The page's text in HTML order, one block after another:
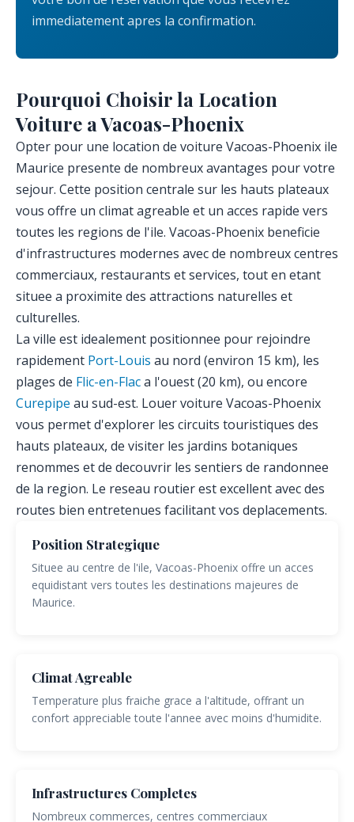
immediatement apres la confirmation.
Pourquoi Choisir la Location
Voiture a Vacoas-Phoenix
Opter pour une location de voiture Vacoas-Phoenix ile
Maurice presente de nombreux avantages pour votre
sejour. Cette position centrale sur les hauts plateaux
vous offre un climat agreable et un acces rapide vers
toutes les regions de l'ile. Vacoas-Phoenix beneficie
d'infrastructures modernes avec de nombreux centres
commerciaux, restaurants et services, tout en etant
situee a proximite des attractions naturelles et
culturelles.
La ville est idealement positionnee pour rejoindre
rapidement Port-Louis au nord (environ 15 km), les
plages de Flic-en-Flaca l'ouest (20 km), ou encore
Curepipe au sud-est. Louer voiture Vacoas-Phoenix
vous permet d'explorer les circuits touristiques des
hauts plateaux, de visiter les jardins botaniques
renommes et de decouvrir les sentiers de randonnee
de la region. Le reseau routier est excellent avec des
routes bien entretenues facilitant vos deplacements.
Position Strategique
Situee au centre de l'ile, Vacoas-Phoenix offre un acces
equidistant vers toutes les destinations majeures de
Maurice.
Climat Agreable
Temperature plus fraiche grace a l'altitude, offrant un
confort appreciable toute l'annee avec moins d'humidite.
Infrastructures Completes
Nombreux commerces, centres commerciaux